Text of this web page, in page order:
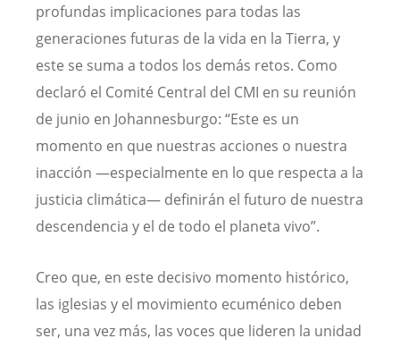
profundas implicaciones para todas las
generaciones futuras de la vida en la Tierra, y
este se suma a todos los demás retos. Como
declaró el Comité Central del CMI en su reunión
de junio en Johannesburgo: “Este es un
momento en que nuestras acciones o nuestra
inacción —especialmente en lo que respecta a la
justicia climática— definirán el futuro de nuestra
descendencia y el de todo el planeta vivo”.
Creo que, en este decisivo momento histórico,
las iglesias y el movimiento ecuménico deben
ser, una vez más, las voces que lideren la unidad